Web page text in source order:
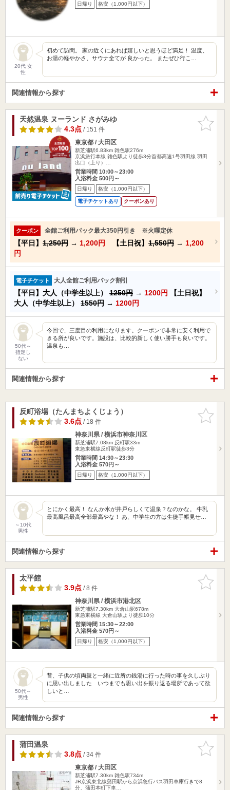
日帰り 格安（1,000円以下）
20代 女
性
初めて訪問。 家の近くにあれば嬉しいと思うほど満足！ 温度、
お湯の軽やかさ、サウナ全てが 良かった。 またぜひ行こ…
関連情報から探す
お気に入
りに追加
天然温泉 ヌーランド さがみゆ
4.3点/ 151 件
東京都 / 大田区
新芝浦駅6.83km 雑色駅276m
京浜急行本線 雑色駅より徒歩3分首都高速1号羽田線 羽田
出口（上り）…
営業時間 10:00～23:00
入浴料金 500円～
日帰り 格安（1,000円以下）
電子チケットあり クーポンあり
クーポン 全館ご利用パック最大350円引き ※火曜定休
【平日】 1,250円 → 1,200円 【土日祝】 1,550円 → 1,200
円
電子チケット 大人全館ご利用パック割引
【平日】大人（中学生以上） 1250円 → 1200円
【土日祝】
大人（中学生以上） 1550円 → 1200円
50代～
指定し
ない
今回で、三度目の利用になります。クーポンで非常に安く利用で
きる所が良いです。施設は、比較的新しく使い勝手も良いです。
温泉も…
関連情報から探す
お気に入
りに追加
反町浴場（たんまちよくじょう）
3.6点/ 18 件
神奈川県 / 横浜市神奈川区
新芝浦駅7.08km 反町駅33m
東急東横線反町駅徒歩3分
営業時間 14:30～23:30
入浴料金 570円～
日帰り 格安（1,000円以下）
～10代
男性
とにかく最高！ なんか水が井戸らしくて温泉？なのかな。 牛乳
最高風呂最高全部最高やな！ あ、中学生の方は生徒手帳見せ…
関連情報から探す
お気に入
りに追加
太平館
3.9点/ 8 件
神奈川県 / 横浜市港北区
新芝浦駅7.30km 大倉山駅678m
東急東横線 大倉山駅より徒歩10分
営業時間 15:30～22:00
入浴料金 570円～
日帰り 格安（1,000円以下）
50代～
男性
昔、子供の頃両親と一緒に近所の銭湯に行った時の事を久しぶり
に思い出しました いつまでも思い出を振り返る場所であって欲
しいと…
関連情報から探す
お気に入
りに追加
蒲田温泉
3.8点/ 34 件
東京都 / 大田区
新芝浦駅7.30km 雑色駅734m
JR京浜東北線蒲田駅から京浜急行バス羽田車庫行きで8
分、蒲田本町下車…